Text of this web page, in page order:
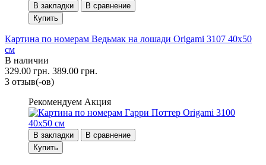
В закладки
В сравнение
Купить
Картина по номерам Ведьмак на лошади Origami 3107 40x50
см
В наличии
329.00 грн. 389.00 грн.
3 отзыв(-ов)
Рекомендуем Акция
В закладки
В сравнение
Купить